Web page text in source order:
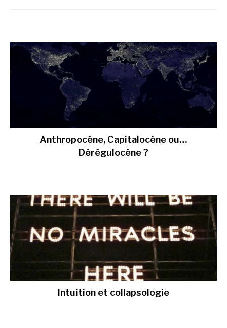
Anthropocène, Capitalocène ou…
Dérégulocène ?
Intuition et collapsologie